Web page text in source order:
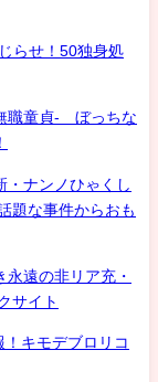
らせ！50独身処
職童貞- ぼっちな
ナンノひゃくし
題な事件からおも
遠の非リア充・
サイト
キモデブロリコ